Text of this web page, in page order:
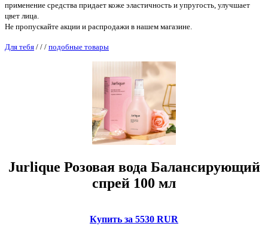
применение средства придает коже эластичность и упругость, улучшает
цвет лица.
Не пропускайте акции и распродажи в нашем магазине.
Для тебя / / / подобные товары
Jurlique Розовая вода Балансирующий
спрей 100 мл
Купить за 5530 RUR